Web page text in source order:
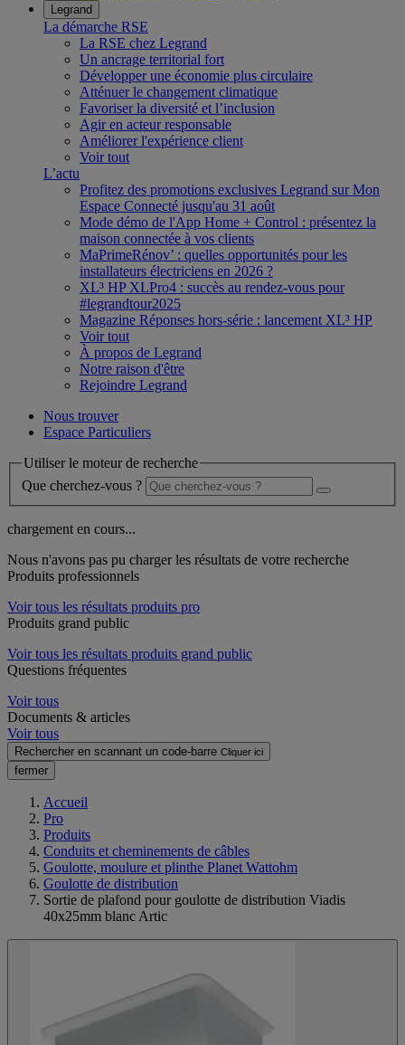
Legrand
La démarche RSE
La RSE chez Legrand
Un ancrage territorial fort
Développer une économie plus circulaire
Atténuer le changement climatique
Favoriser la diversité et l’inclusion
Agir en acteur responsable
Améliorer l'expérience client
Voir tout
L’actu
Profitez des promotions exclusives Legrand sur Mon
Espace Connecté jusqu'au 31 août
Mode démo de l'App Home + Control : présentez la
maison connectée à vos clients
MaPrimeRénov’ : quelles opportunités pour les
installateurs électriciens en 2026 ?
XL³ HP XLPro4 : succès au rendez-vous pour
#legrandtour2025
Magazine Réponses hors-série : lancement XL³ HP
Voir tout
À propos de Legrand
Notre raison d'être
Rejoindre Legrand
Nous trouver
Espace Particuliers
Utiliser le moteur de recherche
Que cherchez-vous ?
chargement en cours...
Nous n'avons pas pu charger les résultats de votre recherche
Produits professionnels
Voir tous les résultats produits pro
Produits grand public
Voir tous les résultats produits grand public
Questions fréquentes
Voir tous
Documents & articles
Voir tous
Rechercher en scannant un code-barre Cliquer ici
fermer
Accueil
Pro
Produits
Conduits et cheminements de câbles
Goulotte, moulure et plinthe Planet Wattohm
Goulotte de distribution
Sortie de plafond pour goulotte de distribution Viadis
40x25mm blanc Artic